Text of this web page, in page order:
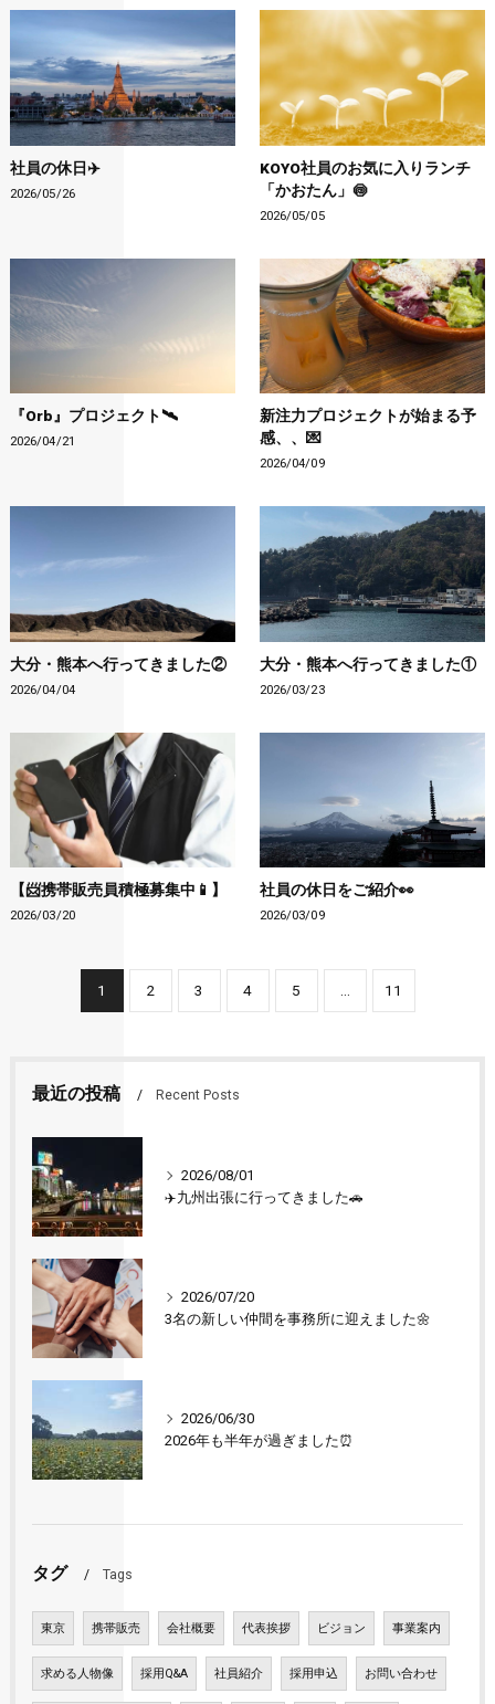
社員の休日✈️
2026/05/26
KOYO社員のお気に入りランチ
「かおたん」🍥
2026/05/05
『Orb』プロジェクト🛰️
2026/04/21
新注力プロジェクトが始まる予
感、、💌
2026/04/09
大分・熊本へ行ってきました②
2026/04/04
大分・熊本へ行ってきました①
2026/03/23
【📨携帯販売員積極募集中📱】
2026/03/20
社員の休日をご紹介👀
2026/03/09
1 2 3 4 5 ... 11
最近の投稿 Recent Posts
2026/08/01
✈️九州出張に行ってきました🚗
2026/07/20
3名の新しい仲間を事務所に迎えました🌼
2026/06/30
2026年も半年が過ぎました⏰
タグ Tags
東京 携帯販売 会社概要 代表挨拶 ビジョン 事業案内
求める人物像 採用Q&A 社員紹介 採用申込 お問い合わせ